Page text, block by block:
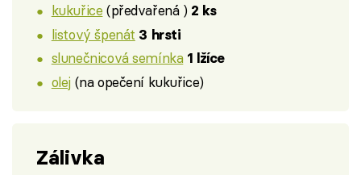
kukuřice (předvařená ) 2 ks
listový špenát 3 hrsti
slunečnicová semínka 1 lžíce
olej (na opečení kukuřice)
Zálivka